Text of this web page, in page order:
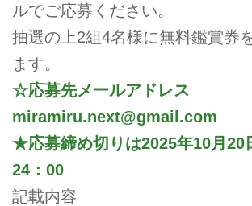
ルでご応募ください。
抽選の上2組4名様に無料鑑賞券
ます。
☆応募先メールアドレス
miramiru.next@gmail.com
★応募締め切りは2025年10月
24：00
記載内容